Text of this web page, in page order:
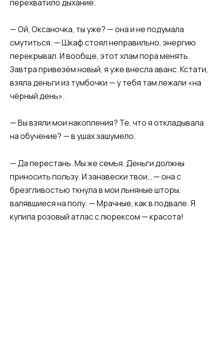
перехватило дыхание.
— Ой, Оксаночка, ты уже? — она и не подумала
смутиться. — Шкаф стоял неправильно, энергию
перекрывал. И вообще, этот хлам пора менять.
Завтра привезём новый, я уже внесла аванс. Кстати,
взяла деньги из тумбочки — у тебя там лежали «на
чёрный день».
— Вы взяли мои накопления? Те, что я откладывала
на обучение? — в ушах зашумело.
— Да перестань. Мы же семья. Деньги должны
приносить пользу. И занавески твои… — она с
брезгливостью ткнула в мои льняные шторы,
валявшиеся на полу. — Мрачные, как в подвале. Я
купила розовый атлас с люрексом — красота!